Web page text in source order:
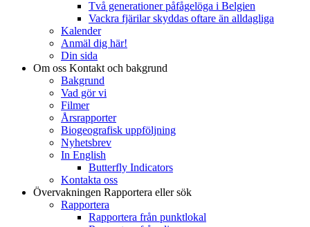
Två generationer påfågelöga i Belgien
Vackra fjärilar skyddas oftare än alldagliga
Kalender
Anmäl dig här!
Din sida
Om oss Kontakt och bakgrund
Bakgrund
Vad gör vi
Filmer
Årsrapporter
Biogeografisk uppföljning
Nyhetsbrev
In English
Butterfly Indicators
Kontakta oss
Övervakningen Rapportera eller sök
Rapportera
Rapportera från punktlokal